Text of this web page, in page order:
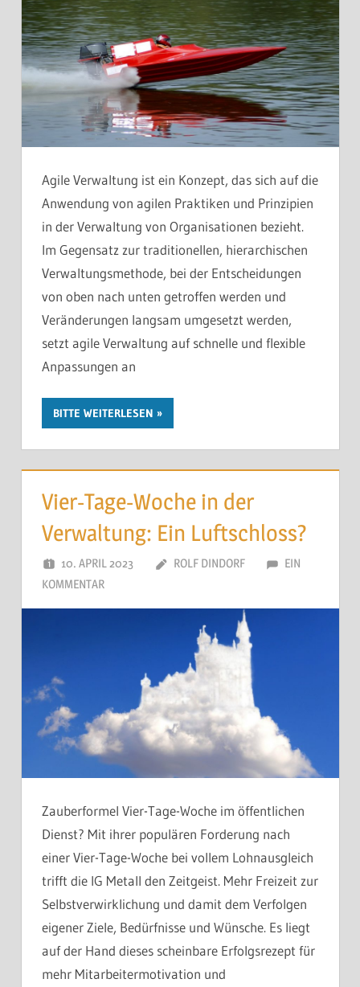
Agile Verwaltung ist ein Konzept, das sich auf die
Anwendung von agilen Praktiken und Prinzipien
in der Verwaltung von Organisationen bezieht.
Im Gegensatz zur traditionellen, hierarchischen
Verwaltungsmethode, bei der Entscheidungen
von oben nach unten getroffen werden und
Veränderungen langsam umgesetzt werden,
setzt agile Verwaltung auf schnelle und flexible
Anpassungen an
BITTE WEITERLESEN
Vier-Tage-Woche in der
Verwaltung: Ein Luftschloss?
10. APRIL 2023 ROLF DINDORF
EIN
KOMMENTAR
Zauberformel Vier-Tage-Woche im öffentlichen
Dienst? Mit ihrer populären Forderung nach
einer Vier-Tage-Woche bei vollem Lohnausgleich
trifft die IG Metall den Zeitgeist. Mehr Freizeit zur
Selbstverwirklichung und damit dem Verfolgen
eigener Ziele, Bedürfnisse und Wünsche. Es liegt
auf der Hand dieses scheinbare Erfolgsrezept für
mehr Mitarbeitermotivation und